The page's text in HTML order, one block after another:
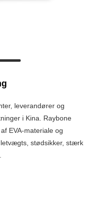
leverandører og
i Kina. Raybone
EVA-materiale og
stødsikker, stærk